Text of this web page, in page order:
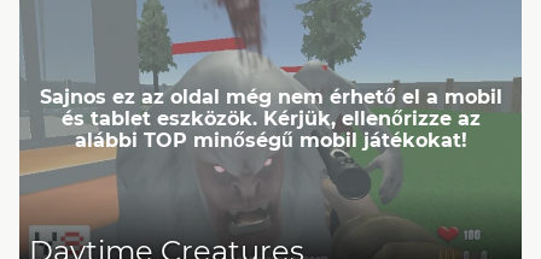
Sajnos ez az oldal még nem érhető el a mobil
és tablet eszközök. Kérjük, ellenőrizze az
alábbi TOP minőségű mobil játékokat!
Daytime Creatures